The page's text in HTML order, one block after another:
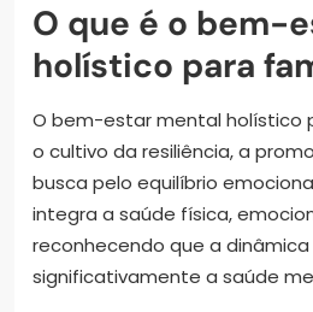
O que é o bem-
holístico para
O bem-estar mental holístico
o cultivo da resiliência, a
busca pelo equilíbrio
integra a saúde física,
reconhecendo que a
significativamente a saúde